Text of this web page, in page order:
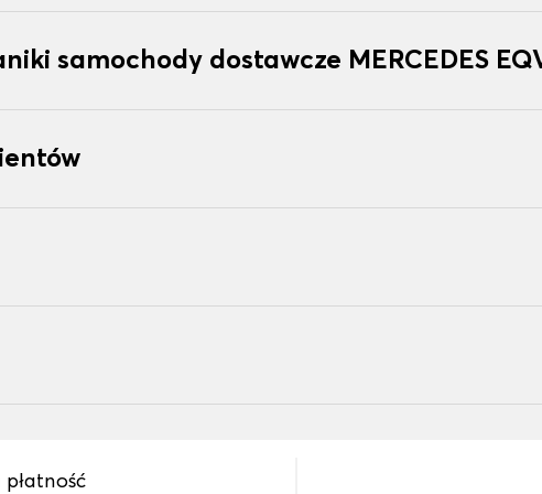
samochody dostawcze MERCEDES